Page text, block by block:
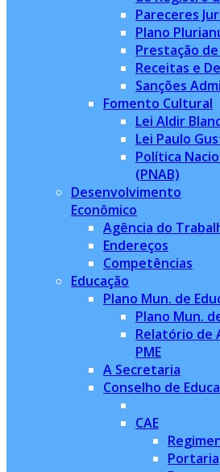
Pareceres
Plano
Prestação
Receitas e
Sanções
Fomento Cultural
Lei Aldir
Lei Paulo
Política
(PNAB)
Desenvolvimento
Econômico
Agência do
Endereços
Competências
Educação
Plano Mun. de
Plano Mun.
Relatório de
PME
A Secretaria
Conselho de
CAE
Portaria